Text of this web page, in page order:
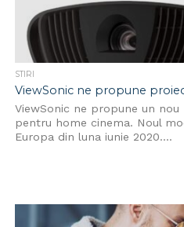
STIRI
ViewSonic ne propune
ViewSonic ne propune un
pentru home cinema. Noul
Europa din luna iunie 2020....